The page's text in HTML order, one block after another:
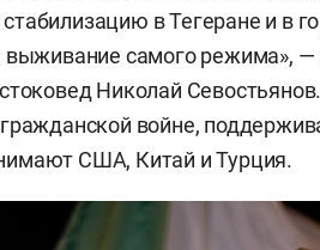
в Тегеране и в
выживание самого режима»,
Николай
войне,
США, Китай и Турция.